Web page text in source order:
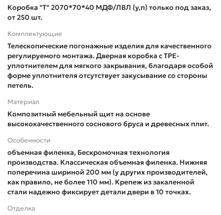
Коробка "Т" 2070*70*40 МДФ/ЛВЛ (у,п) только под заказ,
от 250 шт.
Комплектующие
Телескопические погонажные изделия для качественного
регулируемого монтажа. Дверная коробка с TPE-
уплотнителем для мягкого закрывания, благодаря особой
форме уплотнителя отсутствует закусывание со стороны
петель.
Материал
Композитный мебельный щит на основе
высококачественного соснового бруса и древесных плит.
Особенности
объемная филенка, Бескромочная технология
производства. Классическая объемная филенка. Нижняя
поперечина шириной 200 мм (у других производителей,
как правило, не более 110 мм). Крепеж из закаленной
стали надежно фиксирует детали двери в 10 точках.
Отделка